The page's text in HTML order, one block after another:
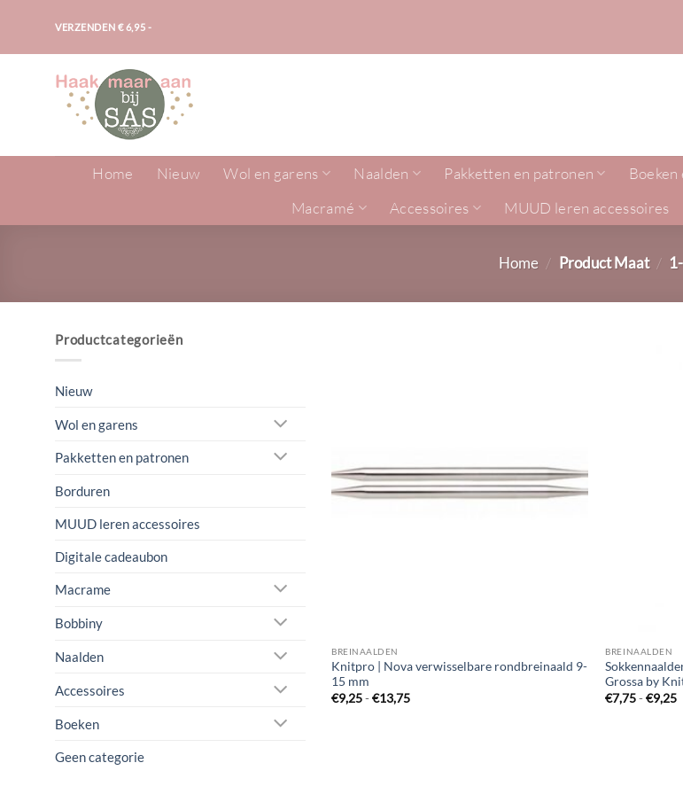
inhoud
VERZENDEN € 6,95 -
Home Nieuw Wol en garens Naalden Pakketten en patronen Boeken
Macramé
Accessoires MUUD leren accessoires
Home / Product Maat /
Productcategorieën
Nieuw
Wol en garens
Pakketten en patronen
Borduren
MUUD leren accessoires
Digitale cadeaubon
Macrame
Bobbiny
Naalden
Accessoires
Boeken
Geen categorie
BREINAALDEN
Knitpro | Nova verwisselbare rondbreinaald 9-
15 mm
€9,25-€13,75Prijsklasse:
BREINAALDEN
Grossa by
€7,75 - €9,25